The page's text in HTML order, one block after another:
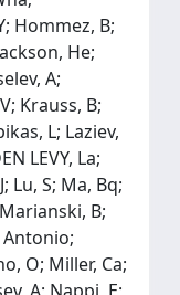
Hommez, B;
He;
A;
Krauss, B;
L; Laziev,
LEVY, La;
Lu, S; Ma, Bq;
B;
O; Miller, Ca;